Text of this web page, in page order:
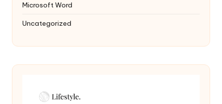
Microsoft Word
Uncategorized